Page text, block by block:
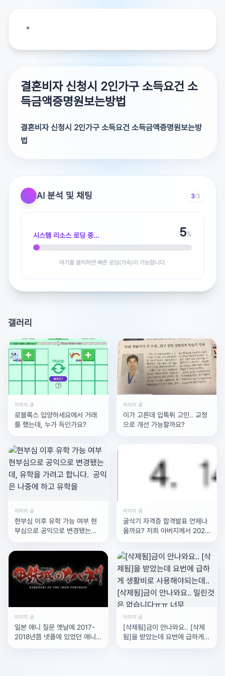
결혼비자 신청시 2인가구 소득요건 소
득금액증명원보는방법
결혼비자 신청시 2인가구 소득요건 소득금액증명원보는방
법
광고 [X]를 누르면 내용이 해제됩니다
AI 분석 및 채팅 3/3
시스템 리소스 로딩 중... 5%
여기를 클릭하면 빠른 로딩(가속)이 가능합니다.
갤러리
이미지 글
로블록스 입양하세요에서 거래
를 했는데, 누가 득인가요?
이미지 글
이가 고른데 입툭튀 고민.. 교정
으로 개선 가능할까요?
이미지 글
현부심 이후 유학 가능 여부 현
부심으로 공익으로 변경됐는데,
나중에 하고 유학을
이미지 글
굴삭기 자격증 합격발표 언제나
올까요? 저희 아버지께서 2025
보셨는데요 굴삭기
이미지 글
일본 애니 질문 옛날에 2017-
2018년쯤 넷플에 있었던 애니메
이미지 글
[삭제됨]금이 안나와요.. [삭제
됨]을 받았는데 요번에 급하게